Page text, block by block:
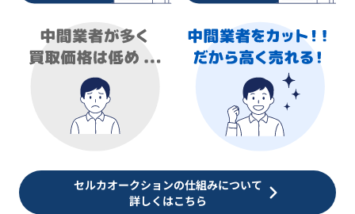
セルカオークションの仕組みについて
詳しくはこちら